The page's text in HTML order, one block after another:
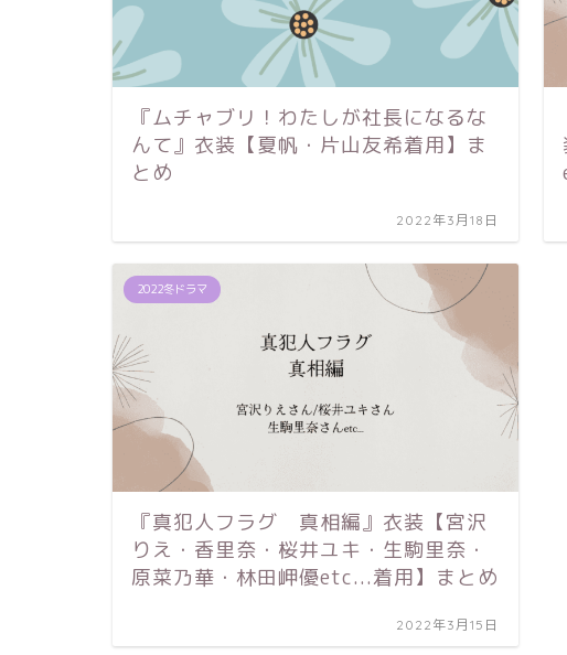
『ムチャブリ！わたしが社長になるな
んて』衣装【夏帆・片山友希着用】ま
とめ
2022年3月18日
2022冬ドラマ
『真犯人フラグ 真相編』衣装【宮沢
りえ・香里奈・桜井ユキ・生駒里奈・
原菜乃華・林田岬優etc...着用】まとめ
2022年3月15日